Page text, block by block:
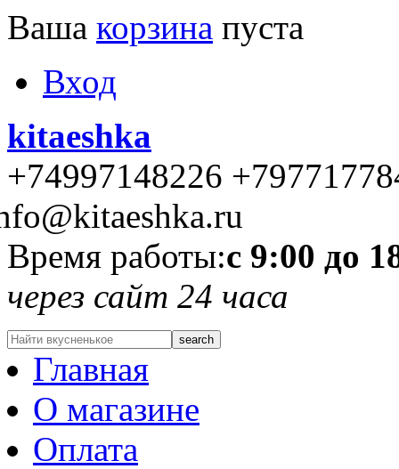
Ваша корзина пуста
Вход
kitaeshka
+74997148226
Время работы:с 9:00 до
через сайт 24 часа
Главная
О магазине
Оплата